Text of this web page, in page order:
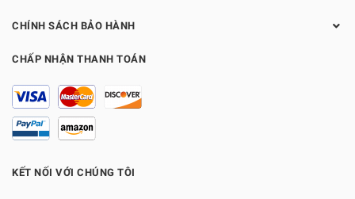
CHÍNH SÁCH BẢO HÀNH
CHẤP NHẬN THANH TOÁN
KẾT NỐI VỚI CHÚNG TÔI